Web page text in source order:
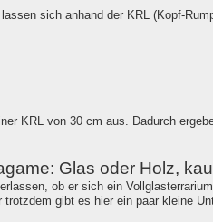
sich anhand der KRL (Kopf-
KRL von 30 cm aus. Dadurch
Glas oder Holz,
ob er sich ein
gibt es hier ein paar kleine